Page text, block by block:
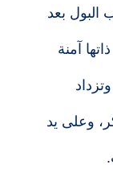
بعد
آمنة
إلى نحو 95%، وتزداد
وعلى يد